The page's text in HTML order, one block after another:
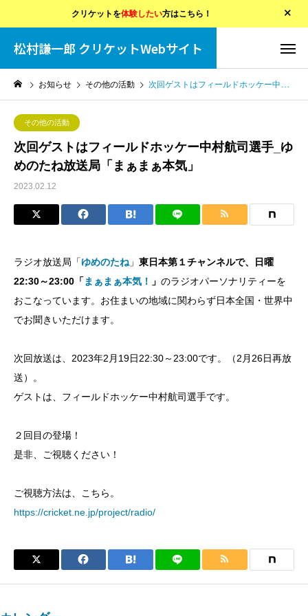
クリケットを体験したい方はこちら！
松村謙一郎 クリケットWebサイト
お知らせ その他の活動 次回ゲストはフィールドホッケー中村航司選手_ゆめのたね放送局「まぁまぁ本気」
その他の活動
次回ゲストはフィールドホッケー中村航司選手_ゆ
めのたね放送局「まぁまぁ本気」
2023.02.12
ラジオ放送局「ゆめのたね 」 東日本第１チャンネルで、日曜
22:30～23:00「 まぁまぁ本気！ 」 のラジオパーソナリティーを
おこなっています。お住まいの地域に関わらず日本全国・世界中
でお聞きいただけます。
次回放送は、2023年2月19日22:30～23:00です。（2月26日再放
送）。
ゲストは、フィールドホッケー中村航司選手です。
２回目の登場！
是非、ご視聴ください！
ご視聴方法は、こちら。
https://cricket.ne.jp/project/radio/